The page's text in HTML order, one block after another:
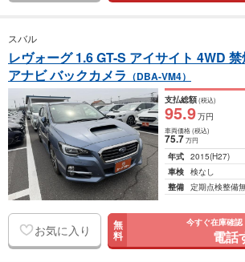
スバル
レヴォーグ 1.6 GT-S アイサイト 4WD
アナビ バックカメラ （DBA-VM4）
支払総額(税込)
95.9万円
車両価格(税込)
75.7万円
年式 2015(H27)
車検 検なし
整備 定期点検整備
お気に入り 無
料
今すぐ在庫確
電話